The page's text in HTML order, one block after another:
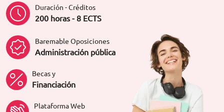
Duración - Créditos
200 horas - 8 ECTS
Baremable Oposiciones
Administración pública
Becas y
Financiación
Plataforma Web